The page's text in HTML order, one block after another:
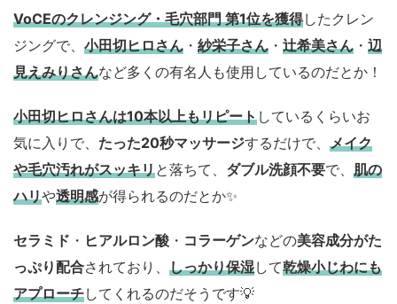
VoCEのクレンジング・毛穴部門 第1位を獲得したクレン
ジングで、 小田切ヒロさん ・ 紗栄子さん ・ 辻希美さん ・ 辺
見えみりさんなど多くの有名人も使用しているのだとか！
小田切ヒロさんは10本以上もリピートしているくらいお
気に入りで、 たった20秒マッサージするだけで、 メイク
や毛穴汚れがスッキリと落ちて、 ダブル洗顔不要で、 肌の
ハリや透明感が得られるのだとか✨
セラミド ・ ヒアルロン酸 ・ コラーゲンなどの美容成分がた
っぷり配合されており、 しっかり保湿して乾燥小じわにも
アプローチしてくれるのだそうです💡